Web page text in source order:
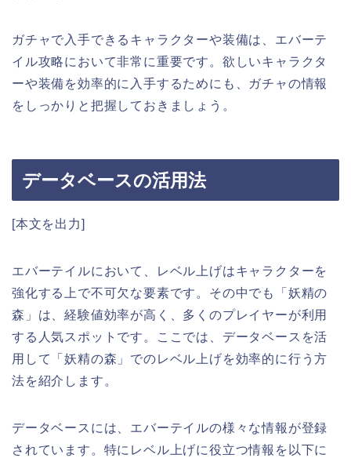
ガチャで入手できるキャラクターや装備は、エバーテ
イル攻略において非常に重要です。欲しいキャラクタ
ーや装備を効率的に入手するためにも、ガチャの情報
をしっかりと把握しておきましょう。
データベースの活用法
[本文を出力]
エバーテイルにおいて、レベル上げはキャラクターを
強化する上で不可欠な要素です。その中でも「妖精の
森」は、経験値効率が高く、多くのプレイヤーが利用
する人気スポットです。ここでは、データベースを活
用して「妖精の森」でのレベル上げを効率的に行う方
法を紹介します。
データベースには、エバーテイルの様々な情報が登録
されています。特にレベル上げに役立つ情報を以下に